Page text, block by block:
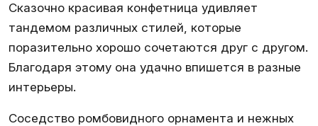
Сказочно красивая конфетница удивляет
тандемом различных стилей, которые
поразительно хорошо сочетаются друг с другом.
Благодаря этому она удачно впишется в разные
интерьеры.
Соседство ромбовидного орнамента и нежных